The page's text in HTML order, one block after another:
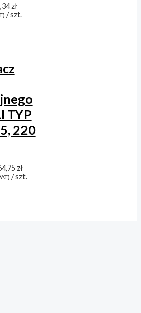
zł
/ szt.
TYP
220
zł
/ szt.